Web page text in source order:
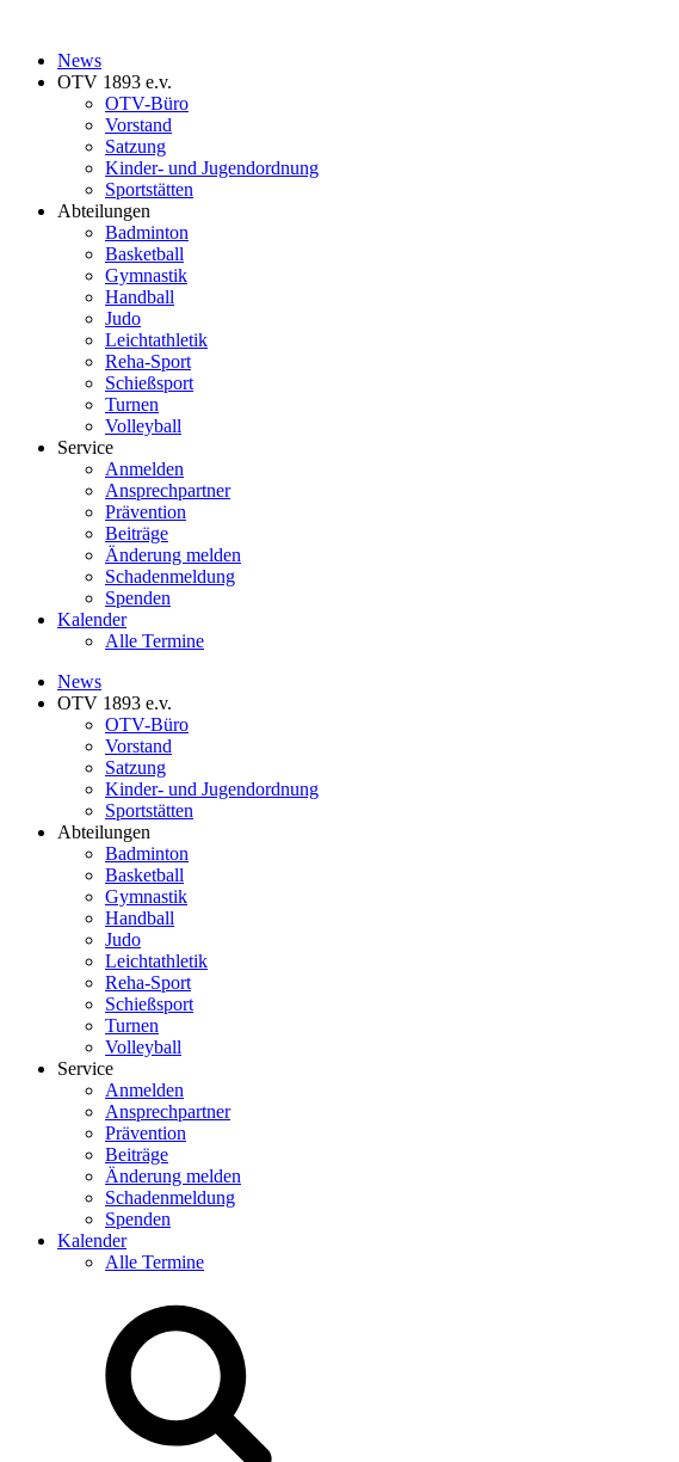
News
OTV 1893 e.v.
OTV-Büro
Vorstand
Satzung
Kinder- und Jugendordnung
Sportstätten
Abteilungen
Badminton
Basketball
Gymnastik
Handball
Judo
Leichtathletik
Reha-Sport
Schießsport
Turnen
Volleyball
Service
Anmelden
Ansprechpartner
Prävention
Beiträge
Änderung melden
Schadenmeldung
Spenden
Kalender
Alle Termine
News
OTV 1893 e.v.
OTV-Büro
Vorstand
Satzung
Kinder- und Jugendordnung
Sportstätten
Abteilungen
Badminton
Basketball
Gymnastik
Handball
Judo
Leichtathletik
Reha-Sport
Schießsport
Turnen
Volleyball
Service
Anmelden
Ansprechpartner
Prävention
Beiträge
Änderung melden
Schadenmeldung
Spenden
Kalender
Alle Termine